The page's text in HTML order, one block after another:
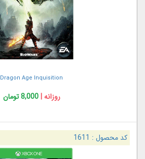
Dragon Age Inquisition
روزانه |8,000 تومان
کد محصول : 1611